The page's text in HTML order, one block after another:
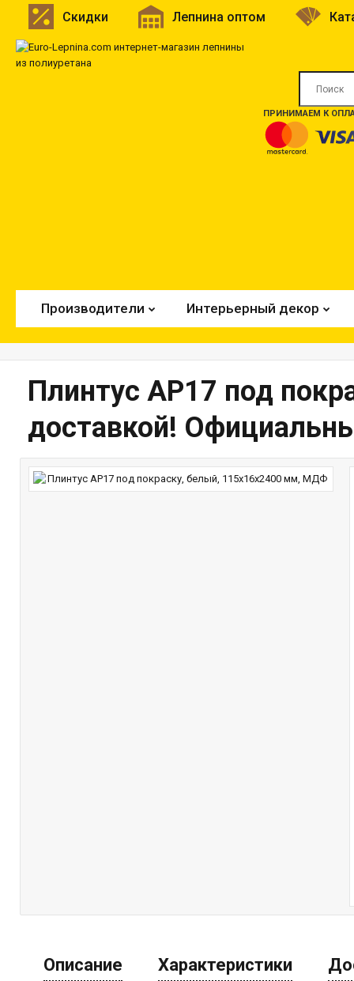
Скидки Лепнина оптом
ПРИНИМАЕМ К
Производители Интерьерный декор
Плинтус AP17 под
доставкой!
Описание Характеристики